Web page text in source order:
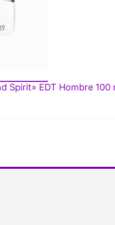
Spirit» EDT Hombre 100